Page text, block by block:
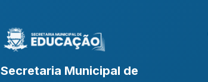
Secretaria Municipal de